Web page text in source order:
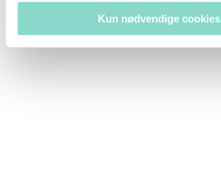
Kun nødvendige cookies